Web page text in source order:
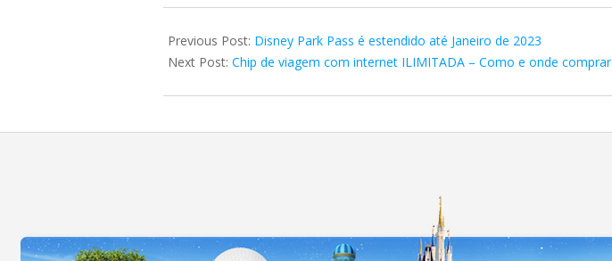
02-
17
Previous Post: Disney Park Pass é estendido até Janeiro de 2023
Next Post: Chip de viagem com internet ILIMITADA – Como e onde comprar